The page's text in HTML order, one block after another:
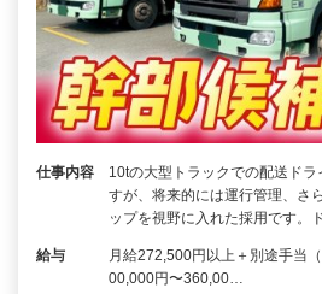
仕事内容
10tの大型トラックでの配送ド
すが、将来的には運行管理、さ
ップを視野に入れた採用です。
給与
月給272,500円以上＋別途手当
00,000円〜360,00…